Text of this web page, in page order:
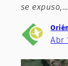
se expuso,…
Abr